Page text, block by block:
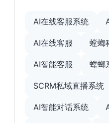
AI在线客服系统
AI在线客服 螳螂
AI智能客服 螳螂
SCRM私域直播系统
AI智能对话系统